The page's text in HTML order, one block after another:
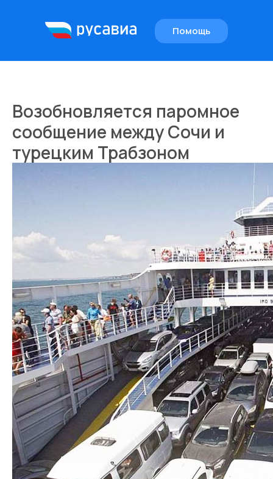
Помощь
Возобновляется паромное
сообщение между Сочи и
турецким Трабзоном